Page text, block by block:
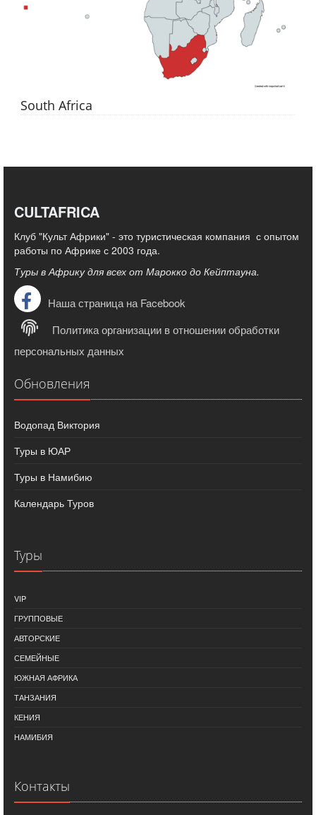
South Africa
CULTAFRICA
Клуб "Культ Африки" - это туристическая компания с опытом
работы по Африке с 2003 года.
Туры в Африку для всех от Марокко до Кейптауна.
Наша страница на Facebook
Политика организации в отношении обработки
персональных данных
Обновления
Водопад Виктория
Туры в ЮАР
Туры в Намибию
Календарь Туров
Туры
VIP
ГРУППОВЫЕ
АВТОРСКИЕ
СЕМЕЙНЫЕ
ЮЖНАЯ АФРИКА
ТАНЗАНИЯ
КЕНИЯ
НАМИБИЯ
Контакты